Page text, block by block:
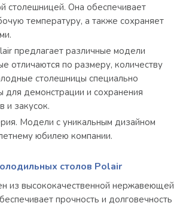
столешницей. Она обеспечивает
температуру, а также сохраняет
предлагает различные модели
отличаются по размеру, количеству
столешницы специально
для демонстрации и сохранения
и закусок.
Модели с уникальным дизайном
юбилею компании.
столов Polair
из высококачественной нержавеющей
прочность и долговечность